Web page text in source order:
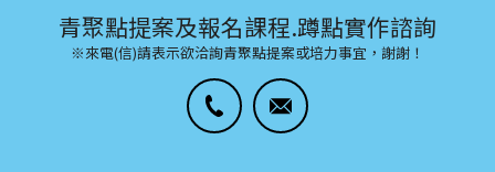
青聚點提案及報名課程.蹲點實作諮詢
※來電(信)請表示欲洽詢青聚點提案或培力事宜，謝謝！